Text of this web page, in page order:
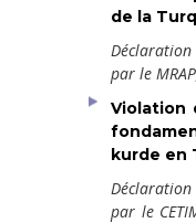
de la
par le
Violation
kurde en
par le